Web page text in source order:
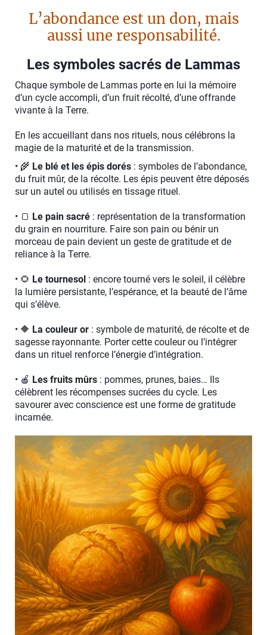
L’abondance est un don, mais
aussi une responsabilité.
Les symboles sacrés de Lammas
Chaque symbole de Lammas porte en lui la mémoire
d’un cycle accompli, d’un fruit récolté, d’une offrande
vivante à la Terre.
En les accueillant dans nos rituels, nous célébrons la
magie de la maturité et de la transmission.
• 🌾 Le blé et les épis dorés : symboles de l’abondance,
du fruit mûr, de la récolte. Les épis peuvent être déposés
sur un autel ou utilisés en tissage rituel.
• 🍞 Le pain sacré : représentation de la transformation
du grain en nourriture. Faire son pain ou bénir un
morceau de pain devient un geste de gratitude et de
reliance à la Terre.
• 🌻 Le tournesol : encore tourné vers le soleil, il célèbre
la lumière persistante, l’espérance, et la beauté de l’âme
qui s’élève.
• 🔶 La couleur or : symbole de maturité, de récolte et de
sagesse rayonnante. Porter cette couleur ou l’intégrer
dans un rituel renforce l’énergie d’intégration.
• 🍎 Les fruits mûrs : pommes, prunes, baies… Ils
célèbrent les récompenses sucrées du cycle. Les
savourer avec conscience est une forme de gratitude
incarnée.